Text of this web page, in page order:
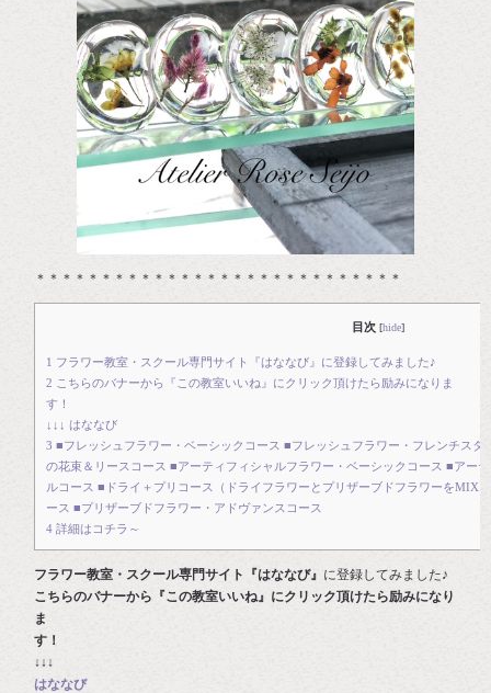
＊＊＊＊＊＊＊＊＊＊＊＊＊＊＊＊＊＊＊＊＊＊＊＊＊＊＊＊
目次 [hide]
1 フラワー教室・スクール専門サイト『はななび』に登録してみました♪
2 こちらのバナーから『この教室いいね』にクリック頂けたら励みになりま
す
↓↓↓ はななび
3 ■フレッシュフラワー・ベーシックコース ■フレッシュフラワー・フレンチス
の花束＆リースコース ■アーティフィシャルフラワー・ベーシックコース ■アー
ルコース ■ドライ＋プリコース（ドライフラワーとプリザーブドフラワーをMIX
ース ■プリザーブドフラワー・アドヴァンスコース
4 詳細はコチラ～
フラワー教室・スクール専門サイト『はななび』 に登録してみました♪
こちらのバナーから『この教室いいね』にクリック頂けたら励みになり
ま
す
↓↓↓
はななび